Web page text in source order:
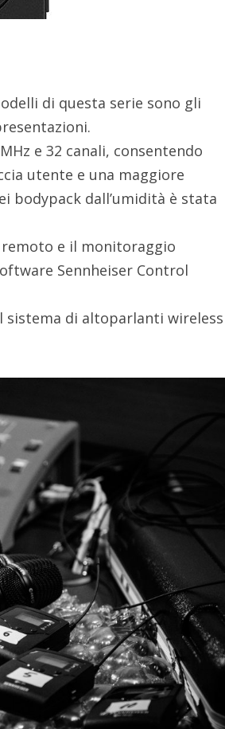
di questa serie sono gli
e 32 canali, consentendo
utente e una maggiore
bodypack dall’umidità è stata
e il monitoraggio
Sennheiser Control
sistema di altoparlanti wireless